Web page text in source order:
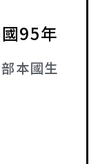
95年
本國生